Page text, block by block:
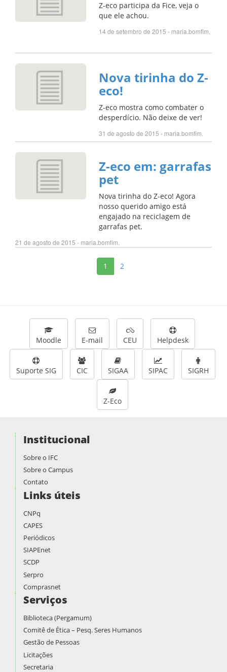
Z-eco participa da Fice, veja o
que ele achou.
14 de setembro de 2015 - maria.bomfim.
Nova tirinha do Z-
eco!
Z-eco mostra como combater o
desperdício. Não deixe de ver!
31 de agosto de 2015 - maria.bomfim.
Z-eco em: garrafas
pet
Nova tirinha do Z-eco! Agora
nosso querido amigo está
engajado na reciclagem de
garrafas pet.
21 de agosto de 2015 - maria.bomfim.
1 2
Moodle E-mail CEU Helpdesk
Suporte SIG CIC SIGAA SIPAC SIGRH
Z-Eco
Institucional
Sobre o IFC
Sobre o Campus
Contato
Links úteis
CNPq
CAPES
Periódicos
SIAPEnet
SCDP
Serpro
Comprasnet
Serviços
Biblioteca (Pergamum)
Comitê de Ética – Pesq. Seres Humanos
Gestão de Pessoas
Licitações
Secretaria